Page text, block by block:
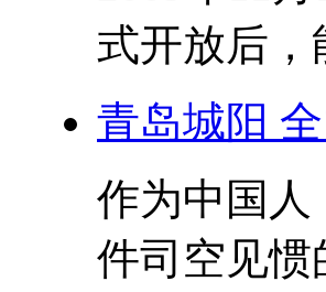
式开放后，
青岛城阳
作为中国人
件司空见惯